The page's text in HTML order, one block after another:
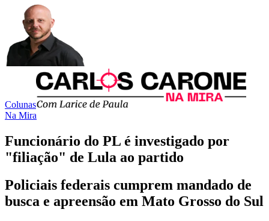
Colunas
Na Mira
Funcionário do PL é investigado por
"filiação" de Lula ao partido
Policiais federais cumprem mandado de
busca e apreensão em Mato Grosso do Sul